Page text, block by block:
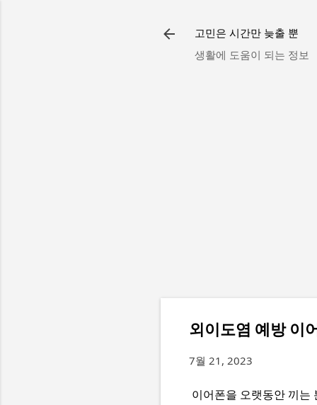
고민은 시간만 늦출 뿐
생활에 도움이 되는 정보
외이도염 예방 이
7월 21, 2023
이어폰을 오랫동안 끼는